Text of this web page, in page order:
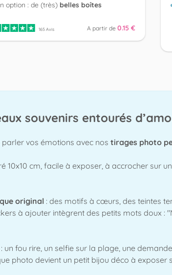
option : de (très) belles boîtes
165 Avis A partir de 0.15 €
souvenirs entourés
vos émotions avec nos tirages photo
10x10 cm, facile à exposer, à accrocher sur
original : des motifs à cœurs, des teintes
à ajouter intègrent des petits mots doux :
: un fou rire, un selfie sur la plage, une
photo devient un petit bijou déco à